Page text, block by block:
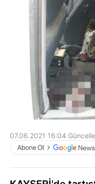
07.06.2021 16:04